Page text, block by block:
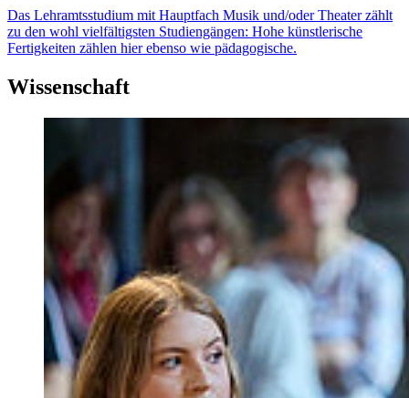
Das Lehramtsstudium mit Hauptfach Musik und/oder Theater zählt
zu den wohl vielfältigsten Studiengängen: Hohe künstlerische
Fertigkeiten zählen hier ebenso wie pädagogische.
Wissenschaft